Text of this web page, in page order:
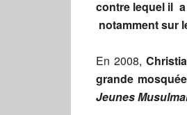
contre lequel il
notamment sur
En 2008,
grande
Jeunes